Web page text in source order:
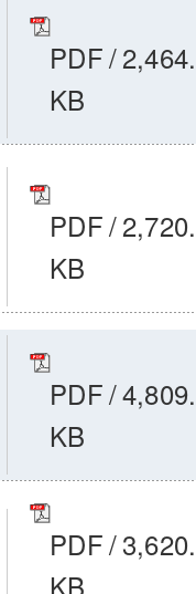
PDF/
KB
PDF/
KB
PDF/
KB
PDF/
KB